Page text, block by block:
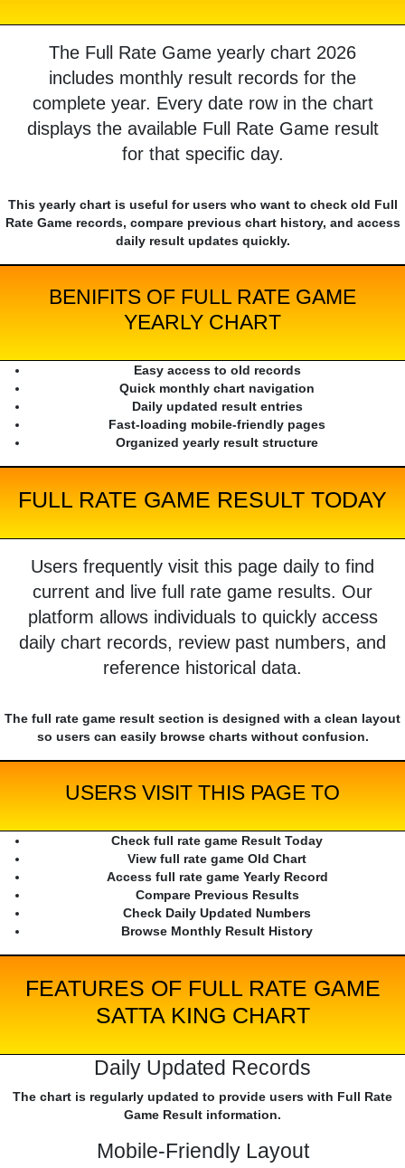
The Full Rate Game yearly chart 2026
includes monthly result records for the
complete year. Every date row in the chart
displays the available Full Rate Game result
for that specific day.
This yearly chart is useful for users who want to check old Full
Rate Game records, compare previous chart history, and access
daily result updates quickly.
BENIFITS OF FULL RATE GAME
YEARLY CHART
Easy access to old records
Quick monthly chart navigation
Daily updated result entries
Fast-loading mobile-friendly pages
Organized yearly result structure
FULL RATE GAME RESULT TODAY
Users frequently visit this page daily to find
current and live full rate game results. Our
platform allows individuals to quickly access
daily chart records, review past numbers, and
reference historical data.
The full rate game result section is designed with a clean layout
so users can easily browse charts without confusion.
USERS VISIT THIS PAGE TO
Check full rate game Result Today
View full rate game Old Chart
Access full rate game Yearly Record
Compare Previous Results
Check Daily Updated Numbers
Browse Monthly Result History
FEATURES OF FULL RATE GAME
SATTA KING CHART
Daily Updated Records
The chart is regularly updated to provide users with Full Rate
Game Result information.
Mobile-Friendly Layout